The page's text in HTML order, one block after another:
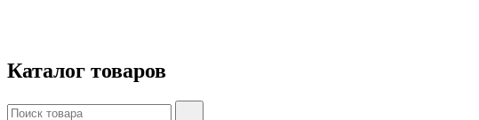
Каталог товаров